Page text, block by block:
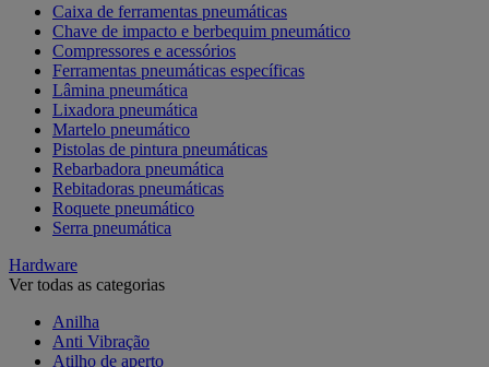
Caixa de ferramentas pneumáticas
Chave de impacto e berbequim pneumático
Compressores e acessórios
Ferramentas pneumáticas específicas
Lâmina pneumática
Lixadora pneumática
Martelo pneumático
Pistolas de pintura pneumáticas
Rebarbadora pneumática
Rebitadoras pneumáticas
Roquete pneumático
Serra pneumática
Hardware
Ver todas as categorias
Anilha
Anti Vibração
Atilho de aperto